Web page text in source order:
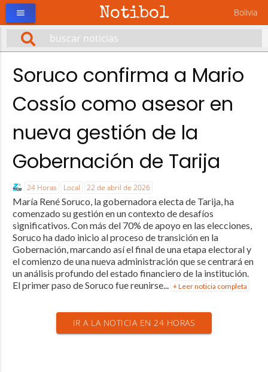
Notibol Bolivia
menu
Soruco confirma a Mario
Cossío como asesor en
nueva gestión de la
Gobernación de Tarija
24 Horas Local 22 de abril de 2026
María René Soruco, la gobernadora electa de Tarija, ha
comenzado su gestión en un contexto de desafíos
significativos. Con más del 70% de apoyo en las elecciones,
Soruco ha dado inicio al proceso de transición en la
Gobernación, marcando así el final de una etapa electoral y
el comienzo de una nueva administración que se centrará en
un análisis profundo del estado financiero de la institución.
El primer paso de Soruco fue reunirse... + Leer noticia completa
IR A LA NOTICIA EN 24 HORAS